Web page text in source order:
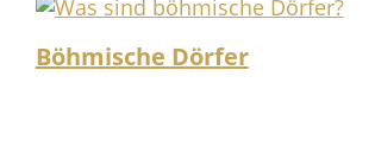
Böhmische Dörfer